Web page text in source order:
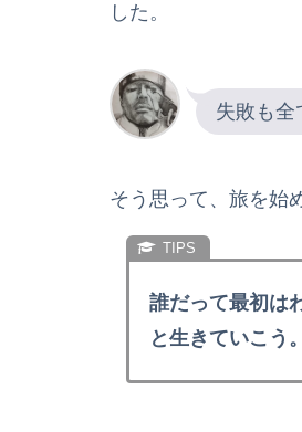
した。
失敗も全
そう思って、旅を始
誰だって最初は
と生きていこう。